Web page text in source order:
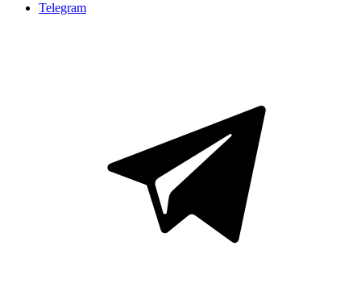
Telegram